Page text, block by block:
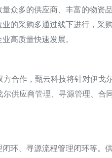
众多的供应商、丰富的物资品
的采购多通过线下进行，采购
高质量快速发展。
合作，甄云科技将针对伊戈
供应商管理、寻源管理、合
环、寻源流程管理闭环等。